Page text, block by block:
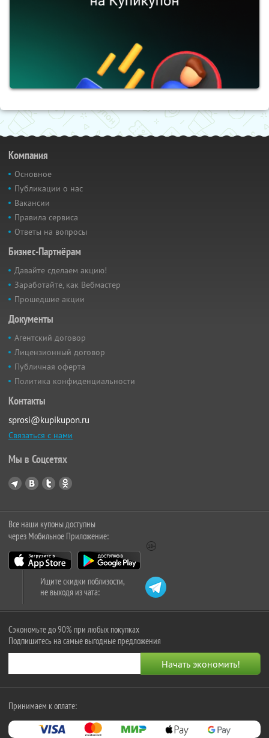
Компания
Основное
Публикации о нас
Вакансии
Правила сервиса
Ответы на вопросы
Бизнес-Партнёрам
Давайте сделаем акцию!
Заработайте, как Вебмастер
Прошедшие акции
Документы
Агентский договор
Лицензионный договор
Публичная оферта
Политика конфиденциальности
Контакты
sprosi@kupikupon.ru
Связаться с нами
Мы в Соцсетях
Все наши купоны доступны
через Мобильное Приложение:
Ищите скидки поблизости,
не выходя из чата:
Сэкономьте до 90% при любых покупках
Подпишитесь на самые выгодные предложения
Принимаем к оплате: